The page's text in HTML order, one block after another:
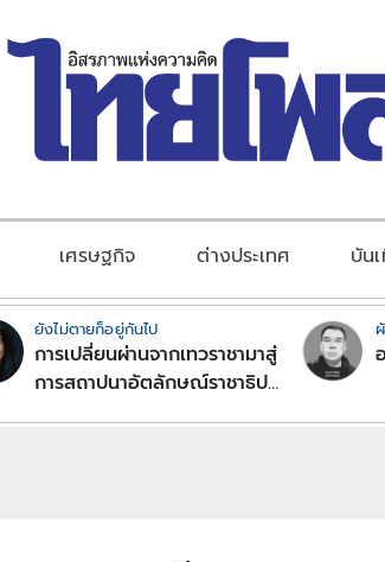
เศรษฐกิจ ต่างประเทศ บัน
ยังไม่ตายก็อยู่กันไป
การเปลี่ยนผ่านจากเทวราชามาสู่
การสถาปนาอัตลักษณ์ราชาธิป